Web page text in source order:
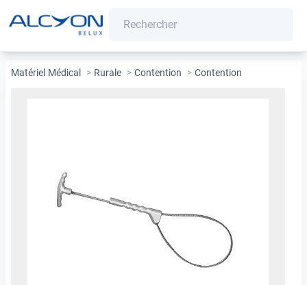
Matériel Médical > Rurale > Contention > Contention